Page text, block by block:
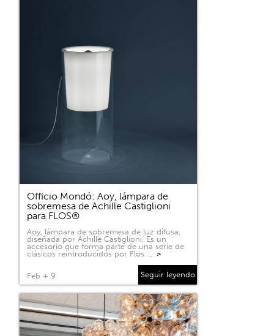
Officio Mondó: Aoy, lámpara de
sobremesa de Achille Castiglioni
para FLOS®
Aoy, lámpara de sobremesa de luz difusa,
diseñada por Achille Castiglioni. Es un
accesorio que forma parte de una serie de
clásicos reintroducidos por Flos. … >
Feb + 9 Seguir leyendo